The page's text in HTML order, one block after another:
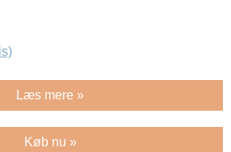
Læs mere »
Køb nu »